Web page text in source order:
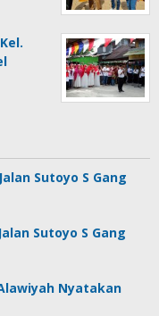
Sutoyo S Gang
Sutoyo S Gang
Nyatakan